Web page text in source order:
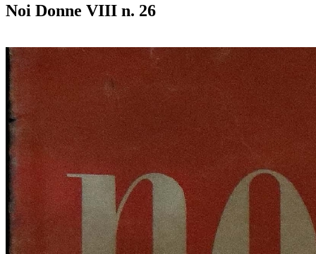
Noi Donne VIII n. 26